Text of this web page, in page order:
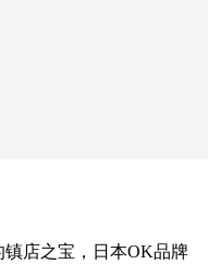
店之宝，日本OK品牌